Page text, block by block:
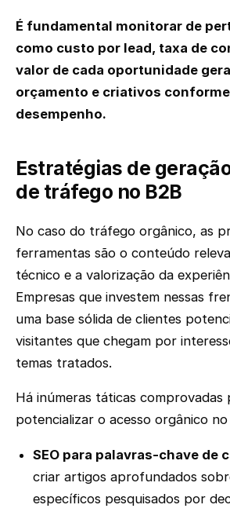
É fundamental monitorar de
como custo por lead, taxa de
valor de cada oportunidade
orçamento e criativos
desempenho.
Estratégias de
de tráfego no B2B
No caso do tráfego orgânico, as
ferramentas são o conteúdo
técnico e a valorização da
Empresas que investem nessas
uma base sólida de clientes
visitantes que chegam por
temas tratados.
Há inúmeras táticas comprovadas
potencializar o acesso orgânico
SEO para palavras-chave de
criar artigos aprofundados
específicos pesquisados por